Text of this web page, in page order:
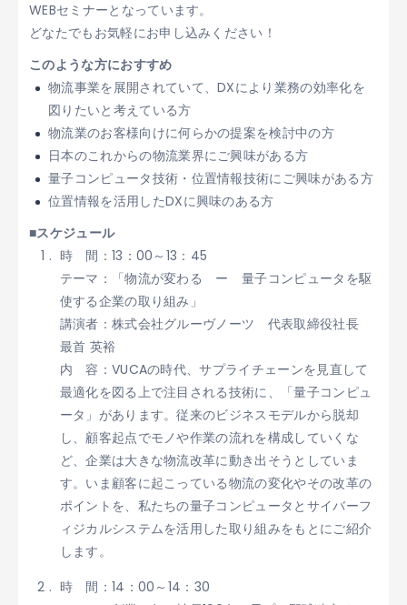
WEBセミナーとなっています。​​​​​​
どなたでもお気軽にお申し込みください！​​
このような方におすすめ
物流事業を展開されていて、DXにより業務の効率化を
図りたいと考えている方​
物流業のお客様向けに何らかの提案を検討中の方​
日本のこれからの物流業界にご興味がある方​
量子コンピュータ技術・位置情報技術にご興味がある方​​​
位置情報を活用したDXに興味のある方​​​
■スケジュール
時 間：13：00～13：45
テーマ：「物流が変わる ー 量子コンピュータを駆
使する企業の取り組み」
講演者：株式会社グルーヴノーツ 代表取締役社長
最首 英裕​​
内 容：VUCAの時代、サプライチェーンを見直して
最適化を図る上で注目される技術に、「量子コンピュ
ータ」があります。従来のビジネスモデルから脱却
し、顧客起点でモノや作業の流れを構成していくな
ど、企業は大きな物流改革に動き出そうとしていま
す。いま顧客に起こっている物流の変化やその改革の
ポイントを、私たちの量子コンピュータとサイバーフ
ィジカルシステムを活用した取り組みをもとにご紹介
します。
時 間：14：00～14：30